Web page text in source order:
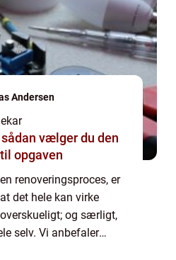
Andersen
opgaven
renoveringsproces, er
det hele kan virke
og særligt,
selv. Vi anbefaler